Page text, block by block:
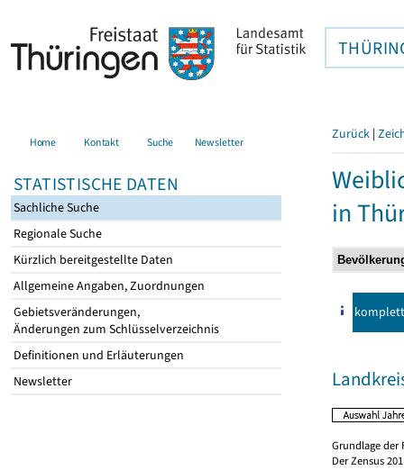
Home Kontakt Suche Newsletter
STATISTISCHE DATEN
Sachliche Suche
Regionale Suche
Kürzlich bereitgestellte Daten
Allgemeine Angaben, Zuordnungen
Gebietsveränderungen,
Änderungen zum Schlüsselverzeichnis
Definitionen und Erläuterungen
Newsletter
Zurück |
in
komplett
Grundlage der
Der Zensus